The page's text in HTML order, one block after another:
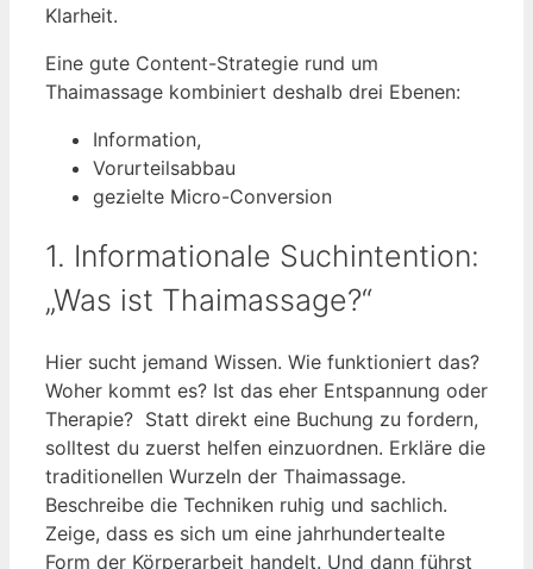
Klarheit.
Eine gute Content-Strategie rund um
Thaimassage kombiniert deshalb drei Ebenen:
Information,
Vorurteilsabbau
gezielte Micro-Conversion
1. Informationale Suchintention:
„Was ist Thaimassage?“
Hier sucht jemand Wissen. Wie funktioniert das?
Woher kommt es? Ist das eher Entspannung oder
Therapie? Statt direkt eine Buchung zu fordern,
solltest du zuerst helfen einzuordnen. Erkläre die
traditionellen Wurzeln der Thaimassage.
Beschreibe die Techniken ruhig und sachlich.
Zeige, dass es sich um eine jahrhundertealte
Form der Körperarbeit handelt. Und dann führst